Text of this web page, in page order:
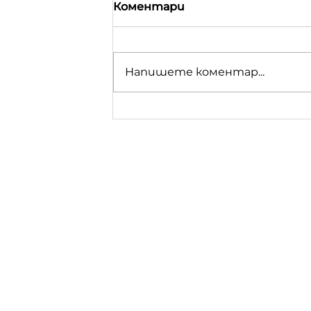
Коментари
Напишете коментар...